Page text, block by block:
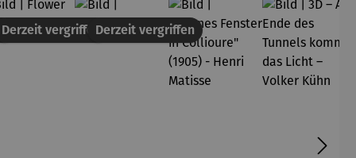
Derzeit vergriffenDerzeit vergriffen